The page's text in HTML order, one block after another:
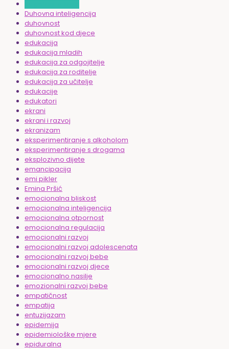
Duhovna inteligencija
duhovnost
duhovnost kod djece
edukacija
edukacija mladih
edukacija za odgojitelje
edukacija za roditelje
edukacija za učitelje
edukacije
edukatori
ekrani
ekrani i razvoj
ekranizam
eksperimentiranje s alkoholom
eksperimentiranje s drogama
eksplozivno dijete
emancipacija
emi pikler
Emina Pršić
emocionalna bliskost
emocionalna inteligencija
emocionalna otpornost
emocionalna regulacija
emocionalni razvoj
emocionalni razvoj adolescenata
emocionalni razvoj bebe
emocionalni razvoj djece
emocionalno nasilje
emozionalni razvoj bebe
empatičnost
empatija
entuzijazam
epidemija
epidemiološke mjere
epiduralna